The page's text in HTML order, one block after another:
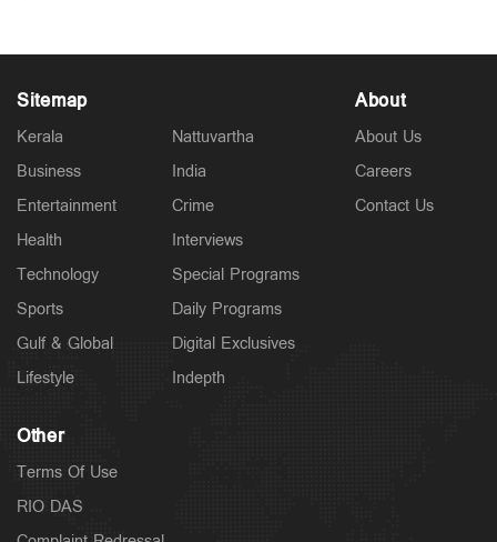
Latest
അലര്‍ട്ട്; 5 ജില്ലകളില്‍ ഓറഞ്ച് അലര്‍ട്ട്
3 hours ago
Sitemap
Kerala
Business
Entertainment
Health
Technology
Sports
Gulf & Global
Lifestyle
Nattuvartha
India
Crime
Interviews
Special Programs
Daily Programs
Digital Exclusives
Indepth
About
About Us
Careers
Contact Us
Other
Terms Of Use
RIO DAS